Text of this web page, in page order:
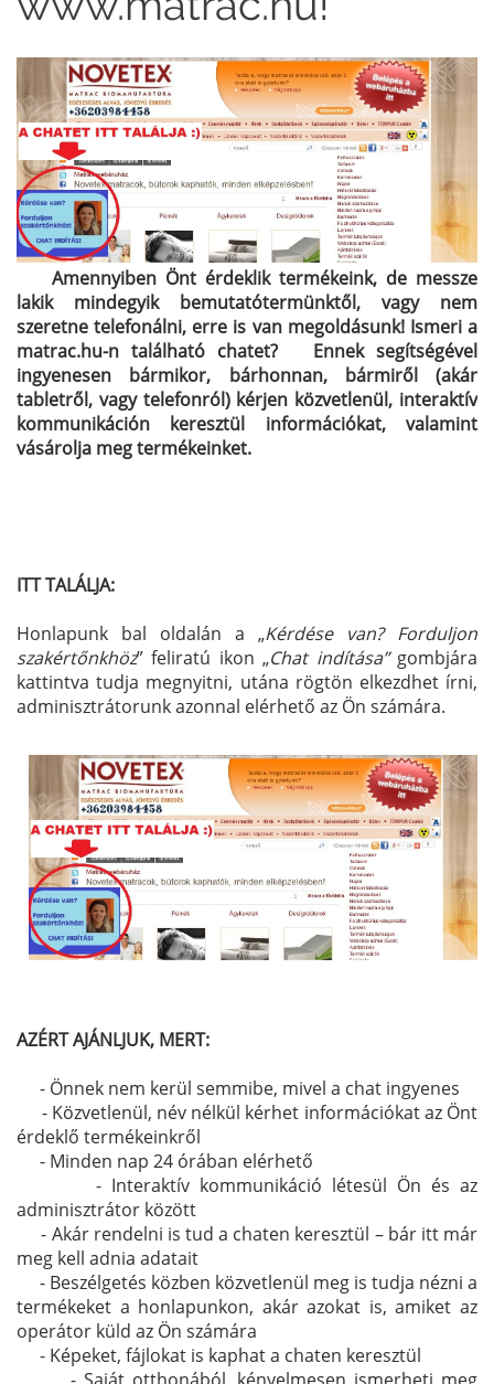
Amennyiben Önt érdeklik termékeink, de messze
lakik mindegyik bemutatótermünktől, vagy nem
szeretne telefonálni, erre is van megoldásunk! Ismeri a
matrac.hu-n található chatet? Ennek segítségével
ingyenesen bármikor, bárhonnan, bármiről (akár
tabletről, vagy telefonról) kérjen közvetlenül, interaktív
kommunikáción keresztül információkat, valamint
vásárolja meg termékeinket.
ITT TALÁLJA:
Honlapunk bal oldalán a „Kérdése van? Forduljon
szakértőnkhöz” feliratú ikon „Chat indítása”gombjára
kattintva tudja megnyitni, utána rögtön elkezdhet írni,
adminisztrátorunk azonnal elérhető az Ön számára.
AZÉRT AJÁNLJUK, MERT:
Önnek nem kerül semmibe, mivel a chat ingyenes
Közvetlenül, név nélkül kérhet információkat az Önt
érdeklő termékeinkről
Minden nap 24 órában elérhető
- Interaktív kommunikáció létesül Ön és az
adminisztrátor között
Akár rendelni is tud a chaten keresztül – bár itt már
meg kell adnia adatait
Beszélgetés közben közvetlenül meg is tudja nézni a
termékeket a honlapunkon, akár azokat is, amiket az
operátor küld az Ön számára
Képeket, fájlokat is kaphat a chaten keresztül